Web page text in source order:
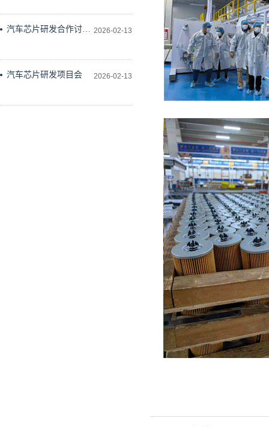
汽车芯片研发合作讨论 2026-02-13
汽车芯片研发项目会 2026-02-13